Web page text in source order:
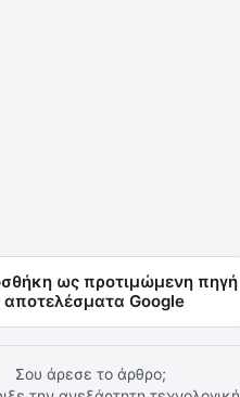
ως προτιμώμενη πηγή
αποτελέσματα Google
Σου άρεσε το άρθρο;